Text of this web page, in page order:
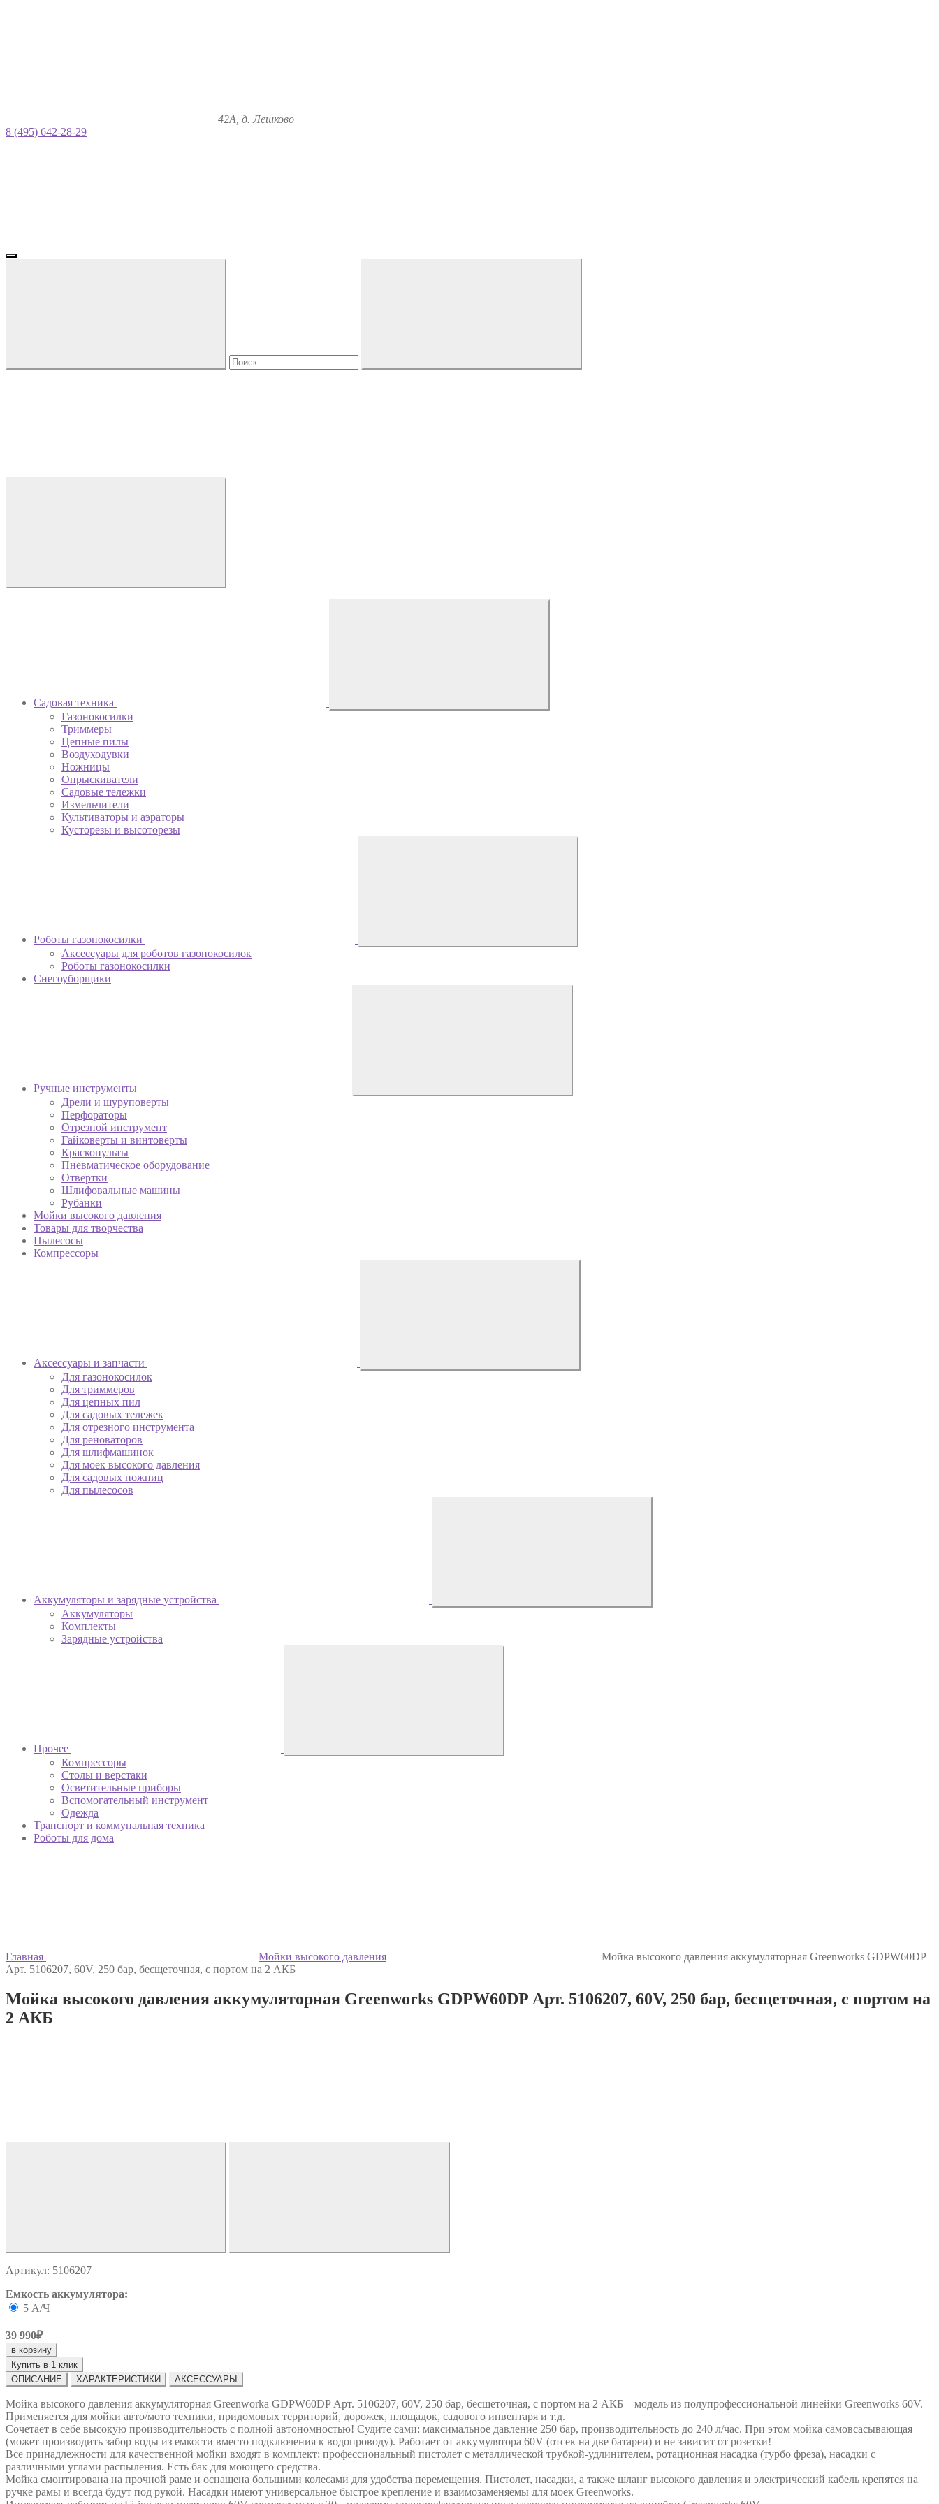
42А, д. Лешково
8 (495) 642-28-29
Садовая техника
Газонокосилки
Триммеры
Цепные пилы
Воздуходувки
Ножницы
Опрыскиватели
Садовые тележки
Измельчители
Культиваторы и аэраторы
Кусторезы и высоторезы
Роботы газонокосилки
Аксессуары для роботов газонокосилок
Роботы газонокосилки
Снегоуборщики
Ручные инструменты
Дрели и шуруповерты
Перфораторы
Отрезной инструмент
Гайковерты и винтоверты
Краскопульты
Пневматическое оборудование
Отвертки
Шлифовальные машины
Рубанки
Мойки высокого давления
Товары для творчества
Пылесосы
Компрессоры
Аксессуары и запчасти
Для газонокосилок
Для триммеров
Для цепных пил
Для садовых тележек
Для отрезного инструмента
Для реноваторов
Для шлифмашинок
Для моек высокого давления
Для садовых ножниц
Для пылесосов
Аккумуляторы и зарядные устройства
Аккумуляторы
Комплекты
Зарядные устройства
Прочее
Компрессоры
Столы и верстаки
Осветительные приборы
Вспомогательный инструмент
Одежда
Транспорт и коммунальная техника
Роботы для дома
Главная Мойки высокого давления
Мойка высокого давления аккумуляторная Greenworks GDPW60DP
Арт. 5106207, 60V, 250 бар, бесщеточная, с портом на 2 АКБ
Мойка высокого давления аккумуляторная Greenworks GDPW60DP Арт. 5106207, 60V, 250 бар, бесщеточная, с портом на
2 АКБ
Артикул: 5106207
Емкость аккумулятора:
5 А/Ч
39 990₽
в корзину
Купить в 1 клик
ОПИСАНИЕ
ХАРАКТЕРИСТИКИ АКСЕССУАРЫ
Мойка высокого давления аккумуляторная Greenworka GDPW60DP Арт. 5106207, 60V, 250 бар, бесщеточная, с портом на 2 АКБ – модель из полупрофессиональной линейки Greenworks 60V.
Применяется для мойки авто/мото техники, придомовых территорий, дорожек, площадок, садового инвентаря и т.д.
Сочетает в себе высокую производительность с полной автономностью! Судите сами: максимальное давление 250 бар, производительность до 240 л/час. При этом мойка самовсасывающая
(может производить забор воды из емкости вместо подключения к водопроводу). Работает от аккумулятора 60V (отсек на две батареи) и не зависит от розетки!
Все принадлежности для качественной мойки входят в комплект: профессиональный пистолет с металлической трубкой-удлинителем, ротационная насадка (турбо фреза), насадки с
различными углами распыления. Есть бак для моющего средства.
Мойка смонтирована на прочной раме и оснащена большими колесами для удобства перемещения. Пистолет, насадки, а также шланг высокого давления и электрический кабель крепятся на
ручке рамы и всегда будут под рукой. Насадки имеют универсальное быстрое крепление и взаимозаменяемы для моек Greenworks.